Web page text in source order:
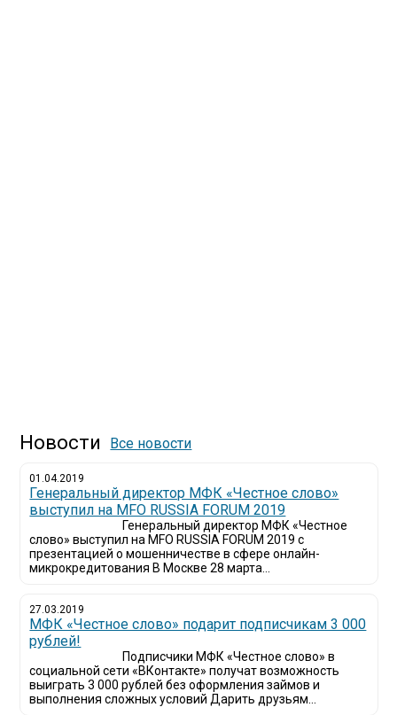
Новости Все новости
01.04.2019
Генеральный директор МФК «Честное слово»
выступил на MFO RUSSIA FORUM 2019
Генеральный директор МФК «Честное
слово» выступил на MFO RUSSIA FORUM 2019 с
презентацией о мошенничестве в сфере онлайн-
микрокредитования В Москве 28 марта...
27.03.2019
МФК «Честное слово» подарит подписчикам 3 000
рублей!
Подписчики МФК «Честное слово» в
социальной сети «ВКонтакте» получат возможность
выиграть 3 000 рублей без оформления займов и
выполнения сложных условий Дарить друзьям...